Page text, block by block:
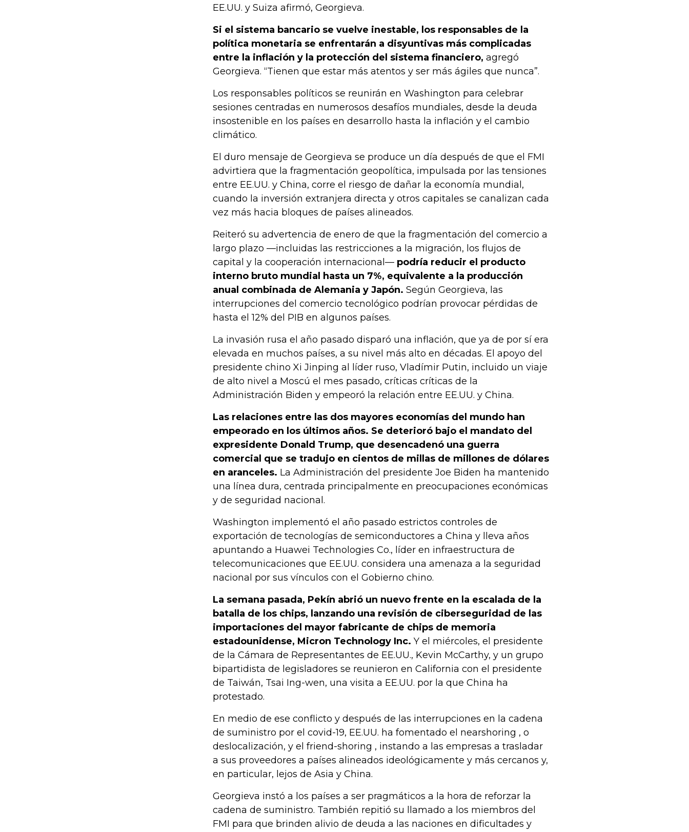
EE.UU. y Suiza afirmó, Georgieva.
Si el sistema bancario se vuelve inestable, los responsables de la
política monetaria se enfrentarán a disyuntivas más complicadas
entre la inflación y la protección del sistema financiero, agregó
Georgieva. “Tienen que estar más atentos y ser más ágiles que nunca”.
Los responsables políticos se reunirán en Washington para celebrar
sesiones centradas en numerosos desafíos mundiales, desde la deuda
insostenible en los países en desarrollo hasta la inflación y el cambio
climático.
El duro mensaje de Georgieva se produce un día después de que el FMI
advirtiera que la fragmentación geopolítica, impulsada por las tensiones
entre EE.UU. y China, corre el riesgo de dañar la economía mundial,
cuando la inversión extranjera directa y otros capitales se canalizan cada
vez más hacia bloques de países alineados.
Reiteró su advertencia de enero de que la fragmentación del comercio a
largo plazo —incluidas las restricciones a la migración, los flujos de
capital y la cooperación internacional— podría reducir el producto
interno bruto mundial hasta un 7%, equivalente a la producción
anual combinada de Alemania y Japón. Según Georgieva, las
interrupciones del comercio tecnológico podrían provocar pérdidas de
hasta el 12% del PIB en algunos países.
La invasión rusa el año pasado disparó una inflación, que ya de por sí era
elevada en muchos países, a su nivel más alto en décadas. El apoyo del
presidente chino Xi Jinping al líder ruso, Vladímir Putin, incluido un viaje
de alto nivel a Moscú el mes pasado, críticas críticas de la
Administración Biden y empeoró la relación entre EE.UU. y China.
Las relaciones entre las dos mayores economías del mundo han
empeorado en los últimos años. Se deterioró bajo el mandato del
expresidente Donald Trump, que desencadenó una guerra
comercial que se tradujo en cientos de millas de millones de dólares
en aranceles. La Administración del presidente Joe Biden ha mantenido
una línea dura, centrada principalmente en preocupaciones económicas
y de seguridad nacional.
Washington implementó el año pasado estrictos controles de
exportación de tecnologías de semiconductores a China y lleva años
apuntando a Huawei Technologies Co., líder en infraestructura de
telecomunicaciones que EE.UU. considera una amenaza a la seguridad
nacional por sus vínculos con el Gobierno chino.
La semana pasada, Pekín abrió un nuevo frente en la escalada de la
batalla de los chips, lanzando una revisión de ciberseguridad de las
importaciones del mayor fabricante de chips de memoria
estadounidense, Micron Technology Inc. Y el miércoles, el presidente
de la Cámara de Representantes de EE.UU., Kevin McCarthy, y un grupo
bipartidista de legisladores se reunieron en California con el presidente
de Taiwán, Tsai Ing-wen, una visita a EE.UU. por la que China ha
protestado.
En medio de ese conflicto y después de las interrupciones en la cadena
de suministro por el covid-19, EE.UU. ha fomentado el nearshoring , o
deslocalización, y el friend-shoring , instando a las empresas a trasladar
a sus proveedores a países alineados ideológicamente y más cercanos y,
en particular, lejos de Asia y China.
Georgieva instó a los países a ser pragmáticos a la hora de reforzar la
cadena de suministro. También repitió su llamado a los miembros del
FMI para que brinden alivio de deuda a las naciones en dificultades y